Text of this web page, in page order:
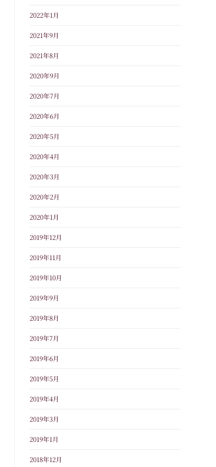
2022年1月
2021年9月
2021年8月
2020年9月
2020年7月
2020年6月
2020年5月
2020年4月
2020年3月
2020年2月
2020年1月
2019年12月
2019年11月
2019年10月
2019年9月
2019年8月
2019年7月
2019年6月
2019年5月
2019年4月
2019年3月
2019年1月
2018年12月